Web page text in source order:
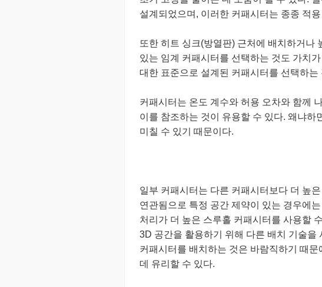
설계되었으며, 이러한 커패시터는 종종 적
또한 히트 싱크(방열판) 근처에 배치하거나
있는 임계 커패시터를 선택하는 것도 가치
대한 표준으로 설계된 커패시터를 선택하는
커패시터는 온도 계수와 허용 오차와 함께
이를 참조하는 것이 유용할 수 있다. 왜냐
미칠 수 있기 때문이다.
일부 커패시터는 다른 커패시터보다 더 높
연관됨으로 특정 공간 제약이 있는 경우에
처리가 더 높은 스루홀 커패시터를 사용할
3D 공간을 활용하기 위해 다른 배치 기술을
커패시터를 배치하는 것은 바람직하기 때
데 유리할 수 있다.